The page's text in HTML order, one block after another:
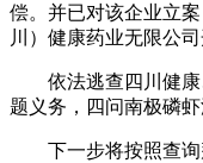
偿。并已对该企业立
川）健康药业无限公
依法逃查四川健康、
题义务，四问南极磷
下一步将按照查询拜